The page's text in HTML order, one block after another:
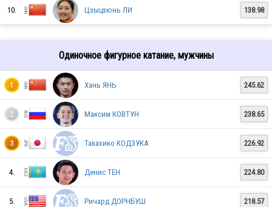
RUS
RUS
ITA
JPN
10. Цзыцзюнь ЛИ 138.98
Одиночное фигурное катание, мужчины
1 Хань ЯНЬ 245.62
2 Максим КОВТУН 238.65
3 Такахико КОДЗУКА 226.92
4. Денис ТЕН 224.80
5. Ричард ДОРНБУШ 218.57